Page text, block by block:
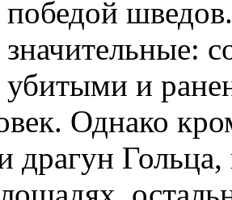
победой
значительные:
убитыми и
Однако
драгун